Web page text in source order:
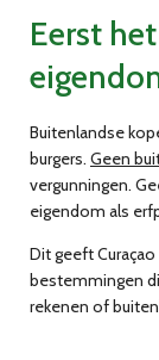
Eerst
Buitenlandse
burgers. Geen
vergunningen.
eigendom als
Dit geeft
bestemmingen
rekenen of